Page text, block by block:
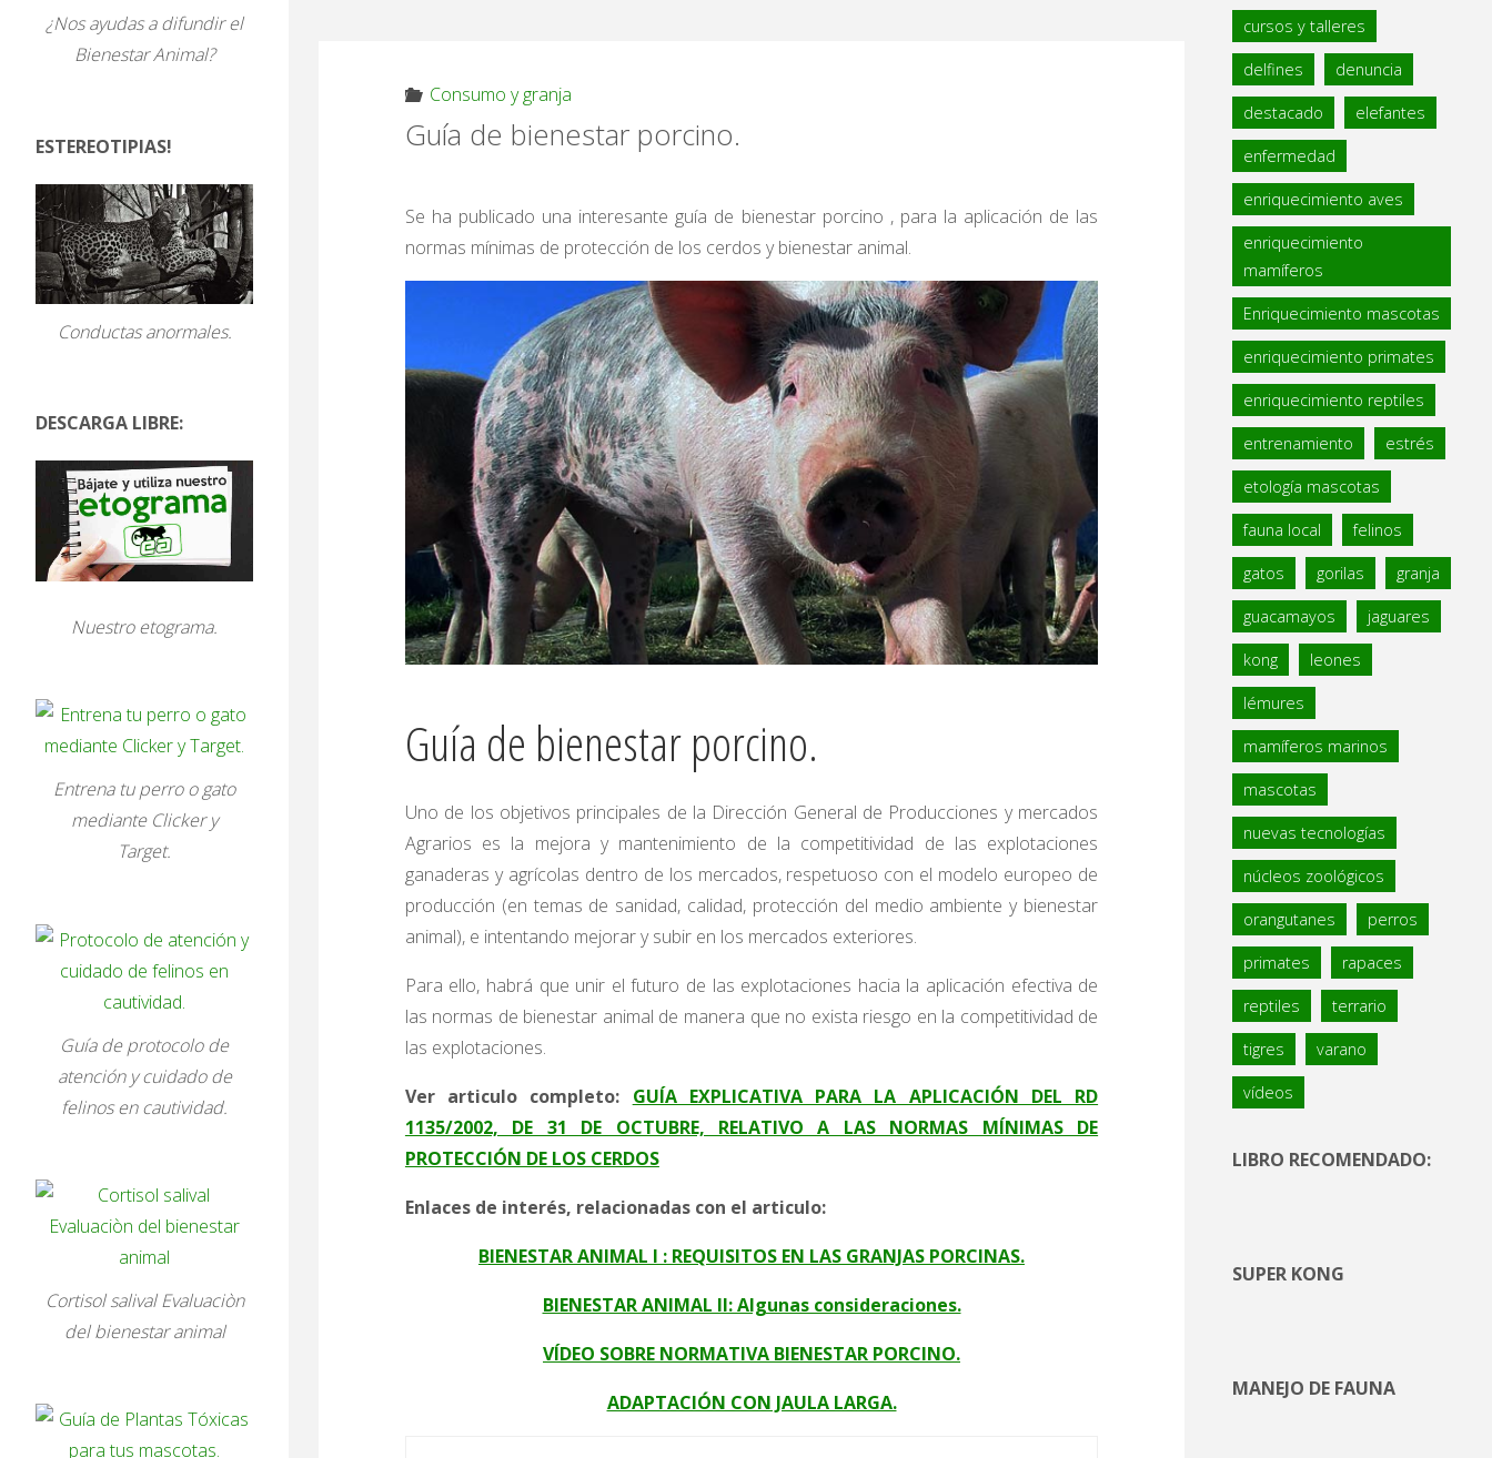
Consumo y granja
Guía de bienestar porcino.
Se ha publicado una interesante guía de bienestar porcino , para la aplicación de las
normas mínimas de protección de los cerdos y bienestar animal.
Guía de bienestar porcino.
Uno de los objetivos principales de la Dirección General de Producciones y mercados
Agrarios es la mejora y mantenimiento de la competitividad de las explotaciones
ganaderas y agrícolas dentro de los mercados, respetuoso con el modelo europeo de
producción (en temas de sanidad, calidad, protección del medio ambiente y bienestar
animal), e intentando mejorar y subir en los mercados exteriores.
Para ello, habrá que unir el futuro de las explotaciones hacia la aplicación efectiva de
las normas de bienestar animal de manera que no exista riesgo en la competitividad de
las explotaciones.
Ver articulo completo: GUÍA EXPLICATIVA PARA LA APLICACIÓN DEL RD
1135/2002, DE 31 DE OCTUBRE, RELATIVO A LAS NORMAS MÍNIMAS DE
PROTECCIÓN DE LOS CERDOS
Enlaces de interés, relacionadas con el articulo:
BIENESTAR ANIMAL I : REQUISITOS EN LAS GRANJAS PORCINAS.
BIENESTAR ANIMAL II: Algunas consideraciones.
VÍDEO SOBRE NORMATIVA BIENESTAR PORCINO.
ADAPTACIÓN CON JAULA LARGA.
¿Nos ayudas a difundir el
Bienestar Animal?
ESTEREOTIPIAS!
Conductas anormales.
DESCARGA LIBRE:
Nuestro etograma.
Entrena tu perro o gato
mediante Clicker y
Target.
Guía de protocolo de
atención y cuidado de
felinos en cautividad.
Cortisol salival Evaluaciòn
del bienestar animal
cursos y talleres
delfines denuncia
destacado elefantes
enfermedad
enriquecimiento aves
enriquecimiento
mamíferos
Enriquecimiento mascotas
enriquecimiento primates
enriquecimiento reptiles
entrenamiento estrés
etología mascotas
fauna local felinos
gatos gorilas granja
guacamayos jaguares
kong leones
lémures
mamíferos marinos
mascotas
nuevas tecnologías
núcleos zoológicos
orangutanes perros
primates rapaces
reptiles terrario
tigres varano
vídeos
LIBRO RECOMENDADO:
SUPER KONG
MANEJO DE FAUNA